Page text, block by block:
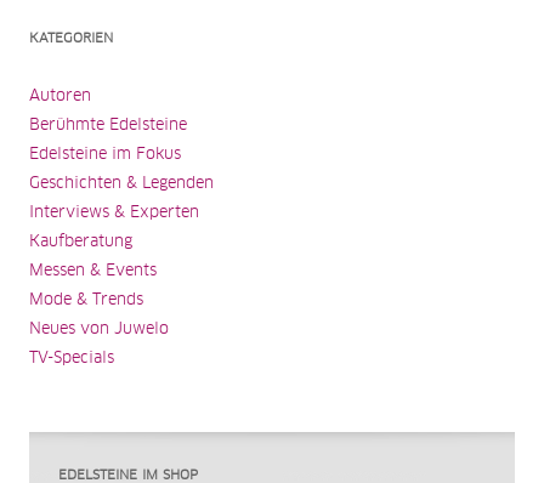
KATEGORIEN
Autoren
Berühmte Edelsteine
Edelsteine im Fokus
Geschichten & Legenden
Interviews & Experten
Kaufberatung
Messen & Events
Mode & Trends
Neues von Juwelo
TV-Specials
EDELSTEINE IM SHOP